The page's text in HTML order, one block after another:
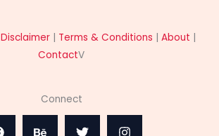
Disclaimer| Terms & Conditions | About |
ContactV
Connect